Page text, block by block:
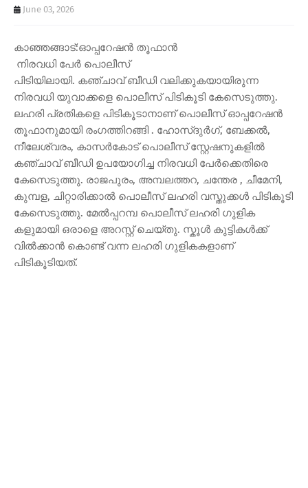
June 03, 2026
കാഞ്ഞങ്ങാട്:ഓപ്പറേഷൻ തൂഫാൻ
നിരവധി പേർ പൊലീസ്
പിടിയിലായി. കഞ്ചാവ് ബീഡി വലിക്കുകയായിരുന്ന
നിരവധി യുവാക്കളെ പൊലീസ് പിടികൂടി കേസെടുത്തു.
ലഹരി പ്രതികളെ പിടികൂടാനാണ് പൊലീസ് ഓപ്പറേഷൻ
തൂഫാനുമായി രംഗത്തിറങ്ങി . ഹോസ്ദുർഗ്, ബേക്കൽ,
നീലേശ്വരം, കാസർകോട് പൊലീസ് സ്റ്റേഷനുകളിൽ
കഞ്ചാവ് ബീഡി ഉപയോഗിച്ച നിരവധി പേർക്കെതിരെ
കേസെടുത്തു. രാജപുരം, അമ്പലത്തറ, ചന്തേര , ചീമേനി,
കുമ്പള, ചിറ്റാരിക്കാൽ പൊലീസ് ലഹരി വസ്തുക്കൾ പിടികൂടി
കേസെടുത്തു. മേൽപ്പറമ്പ പൊലീസ് ലഹരി ഗുളിക
കളുമായി ഒരാളെ അറസ്റ്റ് ചെയ്തു. സ്കൂൾ കുട്ടികൾക്ക്
വിൽക്കാൻ കൊണ്ട് വന്ന ലഹരി ഗുളികകളാണ്
പിടികൂടിയത്.